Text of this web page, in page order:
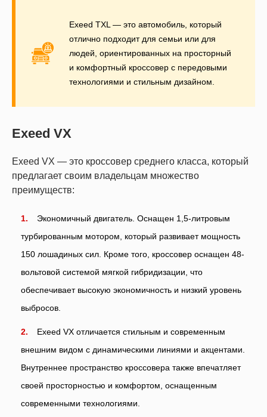
Exeed TXL — это автомобиль, который
отлично подходит для семьи или для
людей, ориентированных на просторный
и комфортный кроссовер с передовыми
технологиями и стильным дизайном.
Exeed VX
Exeed VX — это кроссовер среднего класса, который
предлагает своим владельцам множество
преимуществ:
Экономичный двигатель. Оснащен 1,5-литровым
турбированным мотором, который развивает мощность
150 лошадиных сил. Кроме того, кроссовер оснащен 48-
вольтовой системой мягкой гибридизации, что
обеспечивает высокую экономичность и низкий уровень
выбросов.
Exeed VX отличается стильным и современным
внешним видом с динамическими линиями и акцентами.
Внутреннее пространство кроссовера также впечатляет
своей просторностью и комфортом, оснащенным
современными технологиями.